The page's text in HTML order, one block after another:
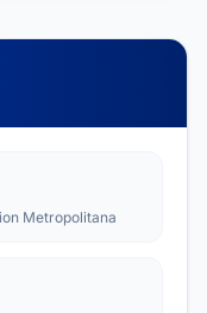
Metropolitana